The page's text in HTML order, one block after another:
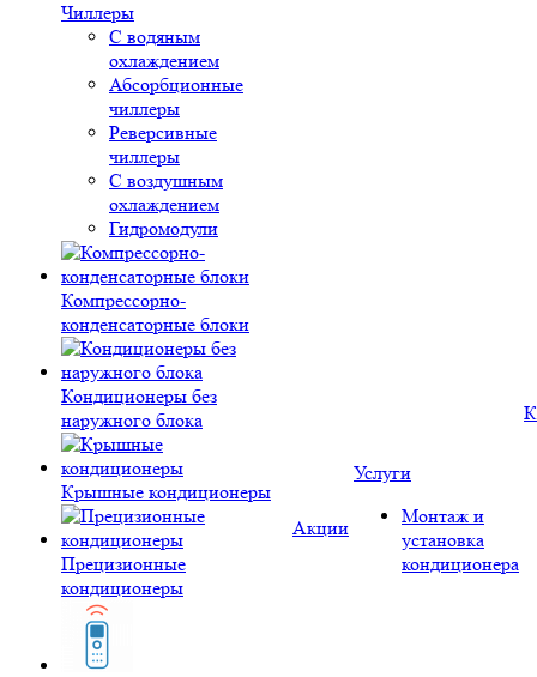
Чиллеры
С водяным
охлаждением
Абсорбционные
чиллеры
Реверсивные
чиллеры
С воздушным
охлаждением
Гидромодули
Компрессорно-
конденсаторные блоки
Кондиционеры без
наружного блока
Крышные кондиционеры
Прецизионные
кондиционеры
Акции
Услуги
Монтаж и
установка
кондиционера